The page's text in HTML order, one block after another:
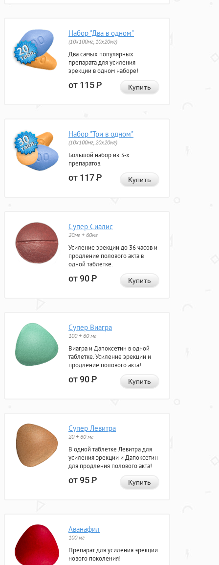
Набор "Два в одном"
(10x100мг, 10x20мг)
Два самых популярных
препарата для усиления
эрекции в одном наборе!
от 115Р Купить
Набор "Три в одном"
(10x100мг, 20x20мг)
Большой набор из 3-х
препаратов.
от 117Р Купить
Супер Сиалис
20мг + 60мг
Усиление эрекции до 36 часов и
продление полового акта в
одной таблетке.
от 90Р Купить
Супер Виагра
100 + 60 мг
Виагра и Дапоксетин в одной
таблетке. Усиление эрекции и
продление полового акта!
от 90Р Купить
Супер Левитра
20 + 60 мг
В одной таблетке Левитра для
усиления эрекции и Дапоксетин
для продления полового акта!
от 95Р Купить
Аванафил
100 мг
Препарат для усиления эрекции
нового поколения!